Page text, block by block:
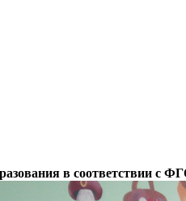
в соответствии с